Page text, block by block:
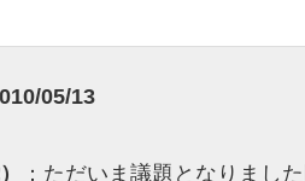
05/13
：ただいま議題となりまし